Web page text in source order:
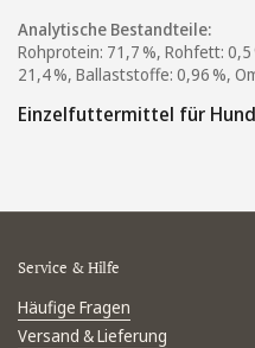
Analytische Bestandteile:
Rohprotein: 71,7 %, Rohfett:
21,4 %, Ballaststoffe: 0,96 %,
Einzelfuttermittel für
Service & Hilfe
Häufige Fragen
Versand & Lieferung